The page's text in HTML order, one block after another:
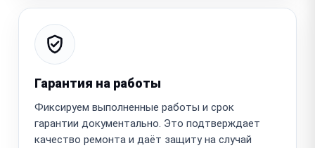
Гарантия на работы
Фиксируем выполненные работы и срок
гарантии документально. Это подтверждает
качество ремонта и даёт защиту на случай